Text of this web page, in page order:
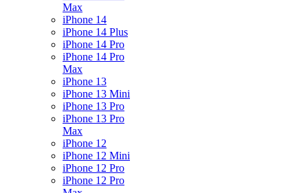
Max
iPhone 14
iPhone 14 Plus
iPhone 14 Pro
iPhone 14 Pro
Max
iPhone 13
iPhone 13 Mini
iPhone 13 Pro
iPhone 13 Pro
Max
iPhone 12
iPhone 12 Mini
iPhone 12 Pro
iPhone 12 Pro